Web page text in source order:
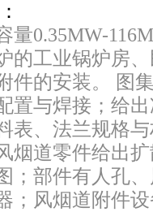
量0.35MW-
的工业锅炉房
件的安装。 图
置与焊接；给
表、法兰规格
烟道零件给出扩
；部件有人孔
；风烟道附件